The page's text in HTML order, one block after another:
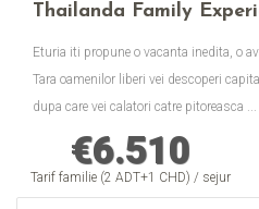
Thailanda Family
Eturia iti propune o vacanta inedita, o
Tara oamenilor liberi vei descoperi
dupa care vei calatori catre pitoreasca ...
€6.510
Tarif familie (2 ADT+1 CHD) / sejur